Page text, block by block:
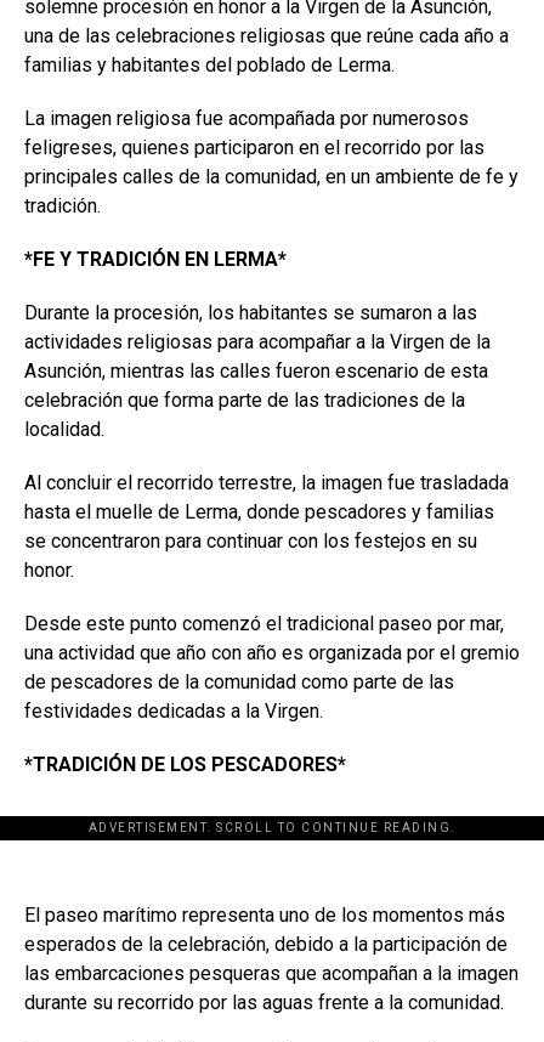
solemne procesión en honor a la Virgen de la Asunción,
una de las celebraciones religiosas que reúne cada año a
familias y habitantes del poblado de Lerma.
La imagen religiosa fue acompañada por numerosos
feligreses, quienes participaron en el recorrido por las
principales calles de la comunidad, en un ambiente de fe y
tradición.
*FE Y TRADICIÓN EN LERMA*
Durante la procesión, los habitantes se sumaron a las
actividades religiosas para acompañar a la Virgen de la
Asunción, mientras las calles fueron escenario de esta
celebración que forma parte de las tradiciones de la
localidad.
Al concluir el recorrido terrestre, la imagen fue trasladada
hasta el muelle de Lerma, donde pescadores y familias
se concentraron para continuar con los festejos en su
honor.
Desde este punto comenzó el tradicional paseo por mar,
una actividad que año con año es organizada por el gremio
de pescadores de la comunidad como parte de las
festividades dedicadas a la Virgen.
*TRADICIÓN DE LOS PESCADORES*
ADVERTISEMENT. SCROLL TO CONTINUE READING.
El paseo marítimo representa uno de los momentos más
esperados de la celebración, debido a la participación de
las embarcaciones pesqueras que acompañan a la imagen
durante su recorrido por las aguas frente a la comunidad.